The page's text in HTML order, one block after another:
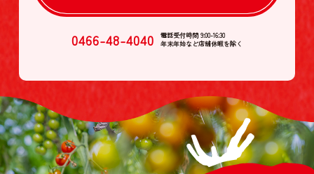
0466-48-4040
電話受付時間 9:00-16:30
年末年始など店舗休暇を除く